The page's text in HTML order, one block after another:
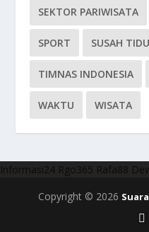
SEKTOR PARIWISATA
SPORT SUSAH
TIMNAS INDONESIA
WAKTU WISATA
Informasi24 Rgo365 Rafa88
Copyright © 2026